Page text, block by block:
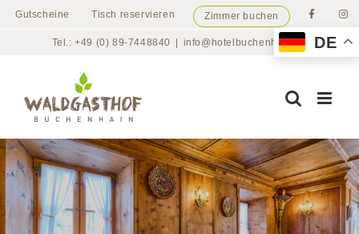
ZumGutscheine Tisch reservieren Zimmer buchen
Tel.: +49 (0) 89-7448840 info@hotelbuchenhain.de DE